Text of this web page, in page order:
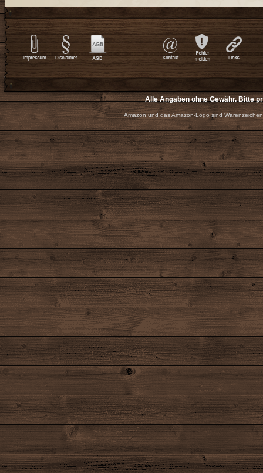
Alle Angaben ohne Gewähr. Bitte
Amazon und das Amazon-Logo sind